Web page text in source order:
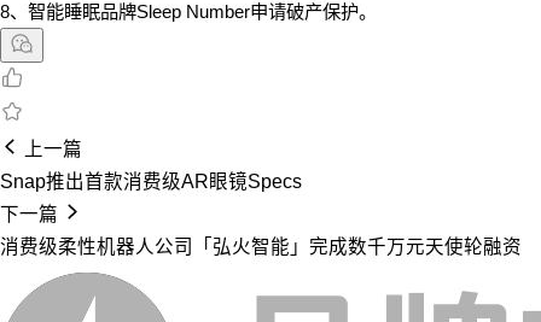
8、智能睡眠品牌Sleep Number申请破产保护。
上一篇
Snap推出首款消费级AR眼镜Specs
下一篇
消费级柔性机器人公司「弘火智能」完成数千万元天使轮融资